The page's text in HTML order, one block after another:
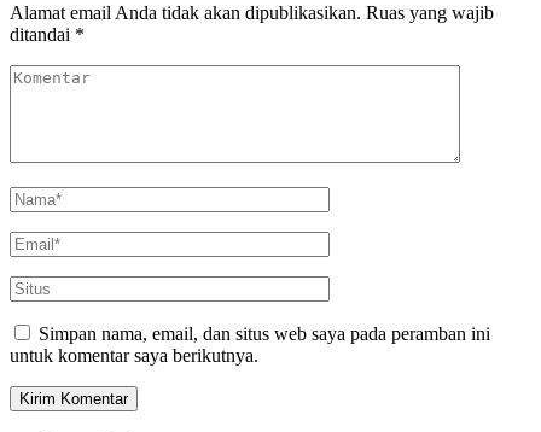
Alamat email Anda tidak akan dipublikasikan. Ruas yang wajib
ditandai *
Simpan nama, email, dan situs web saya pada peramban ini
untuk komentar saya berikutnya.